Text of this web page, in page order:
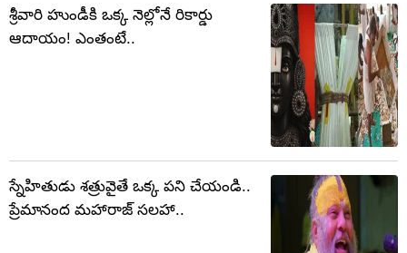
శ్రీవారి హుండీకి ఒక్క నెల్లోనే రికార్డు
ఆదాయం! ఎంతంటే..
స్నేహితుడు శత్రువైతే ఒక్క పని చేయండి..
ప్రేమానంద మహారాజ్ సలహా..